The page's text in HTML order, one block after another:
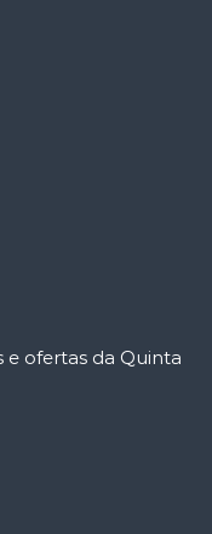
ofertas da Quinta